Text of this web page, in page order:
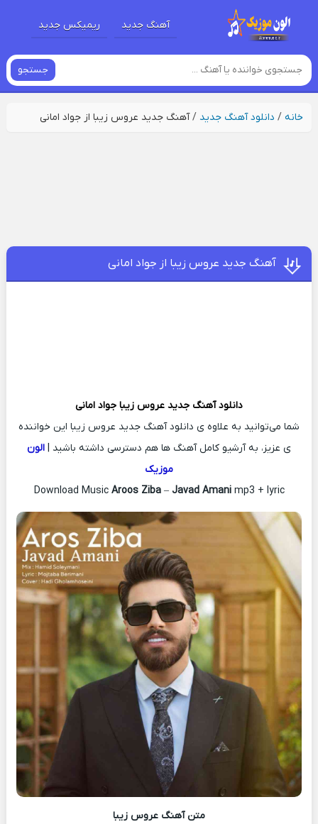
آهنگ جدید ریمیکس جدید
جستجو
خانه/ دانلود آهنگ جدید /آهنگ جدید عروس زیبا از جواد امانی
آهنگ جدید عروس زیبا از جواد امانی
دانلود آهنگ جدید عروس زیبا جواد امانی
شما می‌توانید به علاوه ی دانلود آهنگ جدید عروس زیبا این خواننده
ی عزیز، به آرشیو کامل آهنگ ها هم دسترسی داشته باشید | الون
موزیک
Download Music Aroos Ziba– Javad Amanimp3 + lyric
متن آهنگ عروس زیبا